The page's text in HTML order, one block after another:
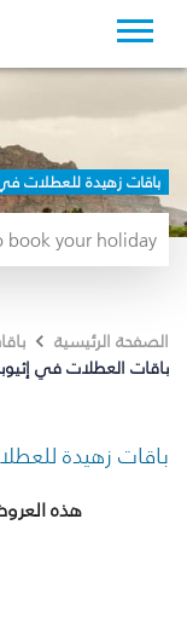
باقات زهيدة للعطلات في
الصفحة الرئيسية
باقات العطلات في
باقات زهيدة
هذه